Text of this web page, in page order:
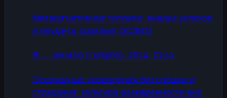
Метакогнитивное топливо: анализ успехов
и неудач в практике ОС/ВТО
Я — начало (I origins), 2014, США
Осознанные сновидения без спешки и
страдания: культура размеренности вне